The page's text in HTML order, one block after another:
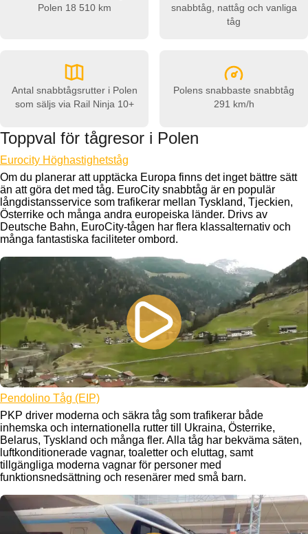
Polen 18 510 km
snabbtåg, nattåg och vanliga
tåg
Antal snabbtågsrutter i Polen
som säljs via Rail Ninja 10+
Polens snabbaste snabbtåg
291 km/h
Toppval för tågresor i Polen
Eurocity Höghastighetståg
Om du planerar att upptäcka Europa finns det inget bättre sätt
än att göra det med tåg. EuroCity snabbtåg är en populär
långdistansservice som trafikerar mellan Tyskland, Tjeckien,
Österrike och många andra europeiska länder. Drivs av
Deutsche Bahn, EuroCity-tågen har flera klassalternativ och
många fantastiska faciliteter ombord.
Pendolino Tåg (EIP)
PKP driver moderna och säkra tåg som trafikerar både
inhemska och internationella rutter till Ukraina, Österrike,
Belarus, Tyskland och många fler. Alla tåg har bekväma säten,
luftkonditionerade vagnar, toaletter och eluttag, samt
tillgängliga moderna vagnar för personer med
funktionsnedsättning och resenärer med små barn.